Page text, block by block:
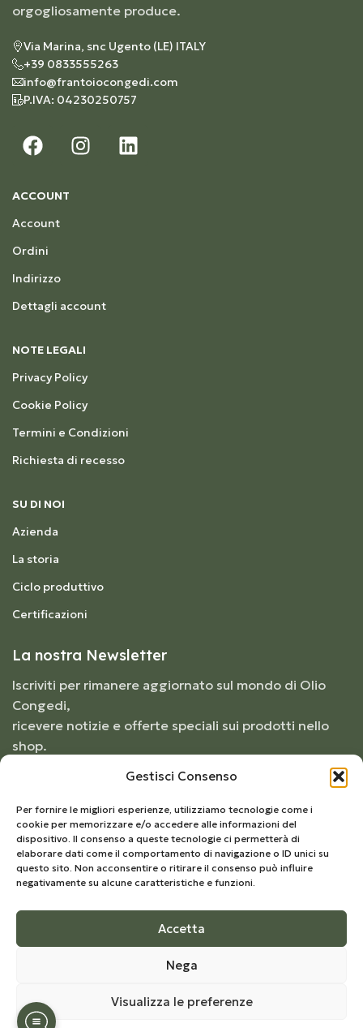
Gestisci Consenso
Per fornire le migliori esperienze, utilizziamo tecnologie come i
cookie per memorizzare e/o accedere alle informazioni del
dispositivo. Il consenso a queste tecnologie ci permetterà di
elaborare dati come il comportamento di navigazione o ID unici su
questo sito. Non acconsentire o ritirare il consenso può influire
negativamente su alcune caratteristiche e funzioni.
Accetta
Nega
Visualizza le preferenze
orgogliosamente produce.
Via Marina, snc Ugento (LE) ITALY
+39 0833555263
info@frantoiocongedi.com
P.IVA: 04230250757
ACCOUNT
Account
Ordini
Indirizzo
Dettagli account
NOTE LEGALI
Privacy Policy
Cookie Policy
Termini e Condizioni
Richiesta di recesso
SU DI NOI
Azienda
La storia
Ciclo produttivo
Certificazioni
La nostra Newsletter
Iscriviti per rimanere aggiornato sul mondo di Olio
Congedi,
ricevere notizie e offerte speciali sui prodotti nello
shop.
© 2026Frantoio Congedi– Tutti i diritti riservati |
Develop byKreo Studio